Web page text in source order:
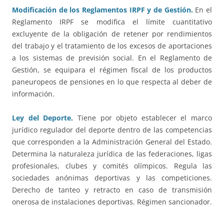
Modificación de los Reglamentos IRPF y de Gestión.En el
Reglamento IRPF se modifica el límite cuantitativo
excluyente de la obligación de retener por rendimientos
del trabajo y el tratamiento de los excesos de aportaciones
a los sistemas de previsión social. En el Reglamento de
Gestión, se equipara el régimen fiscal de los productos
paneuropeos de pensiones en lo que respecta al deber de
información.
Ley del Deporte. Tiene por objeto establecer el marco
jurídico regulador del deporte dentro de las competencias
que corresponden a la Administración General del Estado.
Determina la naturaleza jurídica de las federaciones, ligas
profesionales, clubes y comités olímpicos. Regula las
sociedades anónimas deportivas y las competiciones.
Derecho de tanteo y retracto en caso de transmisión
onerosa de instalaciones deportivas. Régimen sancionador.